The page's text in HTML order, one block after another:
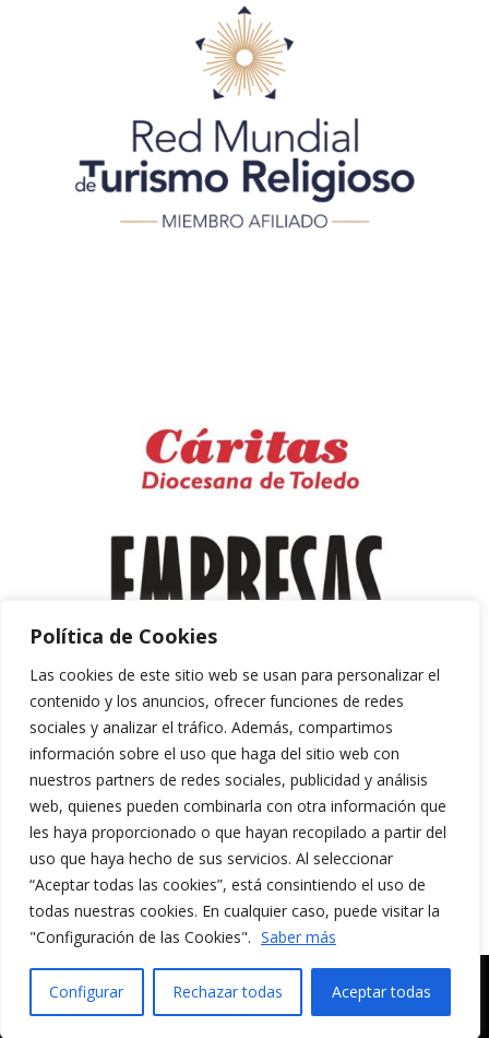
Política de Cookies
Las cookies de este sitio web se usan para personalizar el
contenido y los anuncios, ofrecer funciones de redes
sociales y analizar el tráfico. Además, compartimos
información sobre el uso que haga del sitio web con
nuestros partners de redes sociales, publicidad y análisis
web, quienes pueden combinarla con otra información que
les haya proporcionado o que hayan recopilado a partir del
uso que haya hecho de sus servicios. Al seleccionar
“Aceptar todas las cookies”, está consintiendo el uso de
todas nuestras cookies. En cualquier caso, puede visitar la
"Configuración de las Cookies". Saber más
Configurar Rechazar todas Aceptar todas
Aviso Legal y Política de Privacidad
Política de Cookies
MERAKI CULTURA AUDIOVISUAL. Todos los
English